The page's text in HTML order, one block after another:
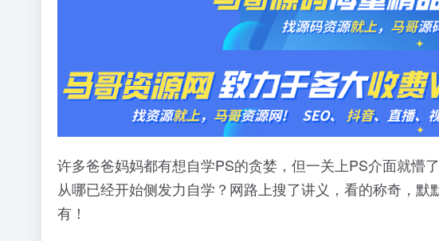
许多爸爸妈妈都有想自学PS的贪婪，但一关上PS介面就懵
从哪已经开始侧发力自学？网路上搜了讲义，看的称奇，
有！